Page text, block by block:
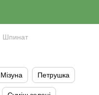
Шпинат
Мізуна Петрушка